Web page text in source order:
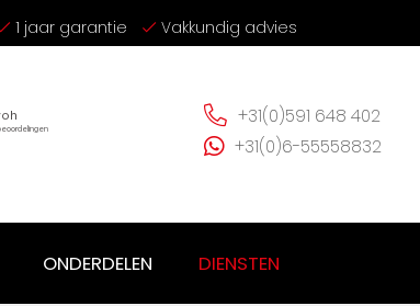
1 jaar garantie Vakkundig advies
+31(0)591 648 402
+31(0)6-55558832
ONDERDELEN DIENSTEN